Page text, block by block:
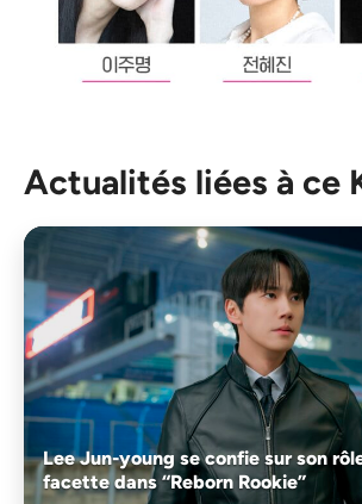
Actualités liées à ce
Lee Jun-young se confie sur son
facette dans “Reborn Rookie”